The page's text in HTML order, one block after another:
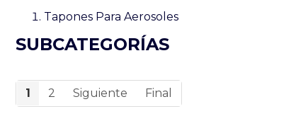
Tapones Para Aerosoles
SUBCATEGORÍAS
1 2 Siguiente Final